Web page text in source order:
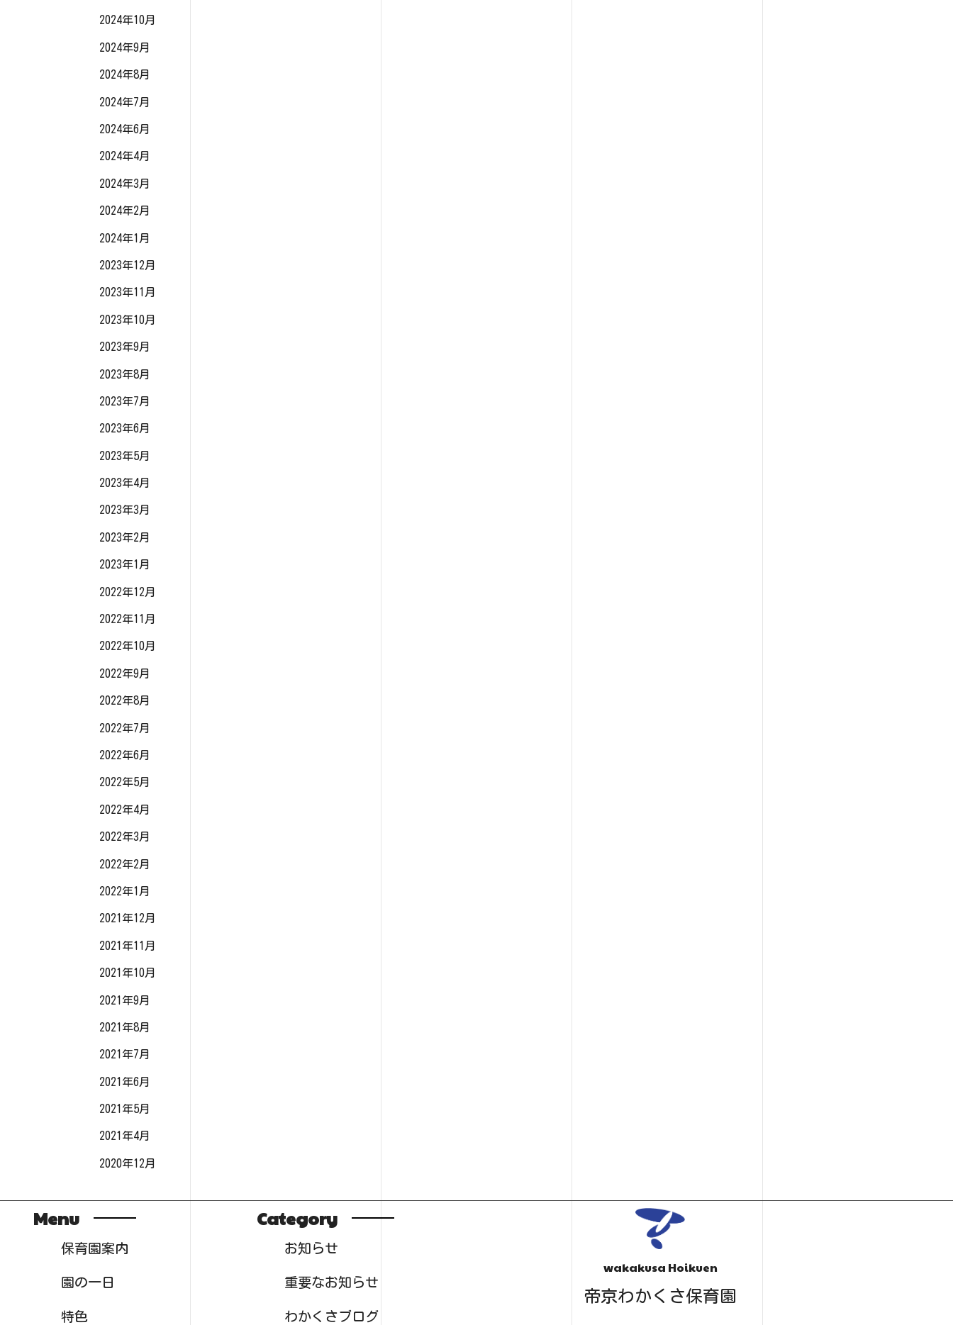
2024年10月
2024年9月
2024年8月
2024年7月
2024年6月
2024年4月
2024年3月
2024年2月
2024年1月
2023年12月
2023年11月
2023年10月
2023年9月
2023年8月
2023年7月
2023年6月
2023年5月
2023年4月
2023年3月
2023年2月
2023年1月
2022年12月
2022年11月
2022年10月
2022年9月
2022年8月
2022年7月
2022年6月
2022年5月
2022年4月
2022年3月
2022年2月
2022年1月
2021年12月
2021年11月
2021年10月
2021年9月
2021年8月
2021年7月
2021年6月
2021年5月
2021年4月
2020年12月
Menu
保育園案内
園の一日
特色
Category
お知らせ
重要なお知らせ
わかくさブログ
wakakusa Hoikuen
帝京わかくさ保育園